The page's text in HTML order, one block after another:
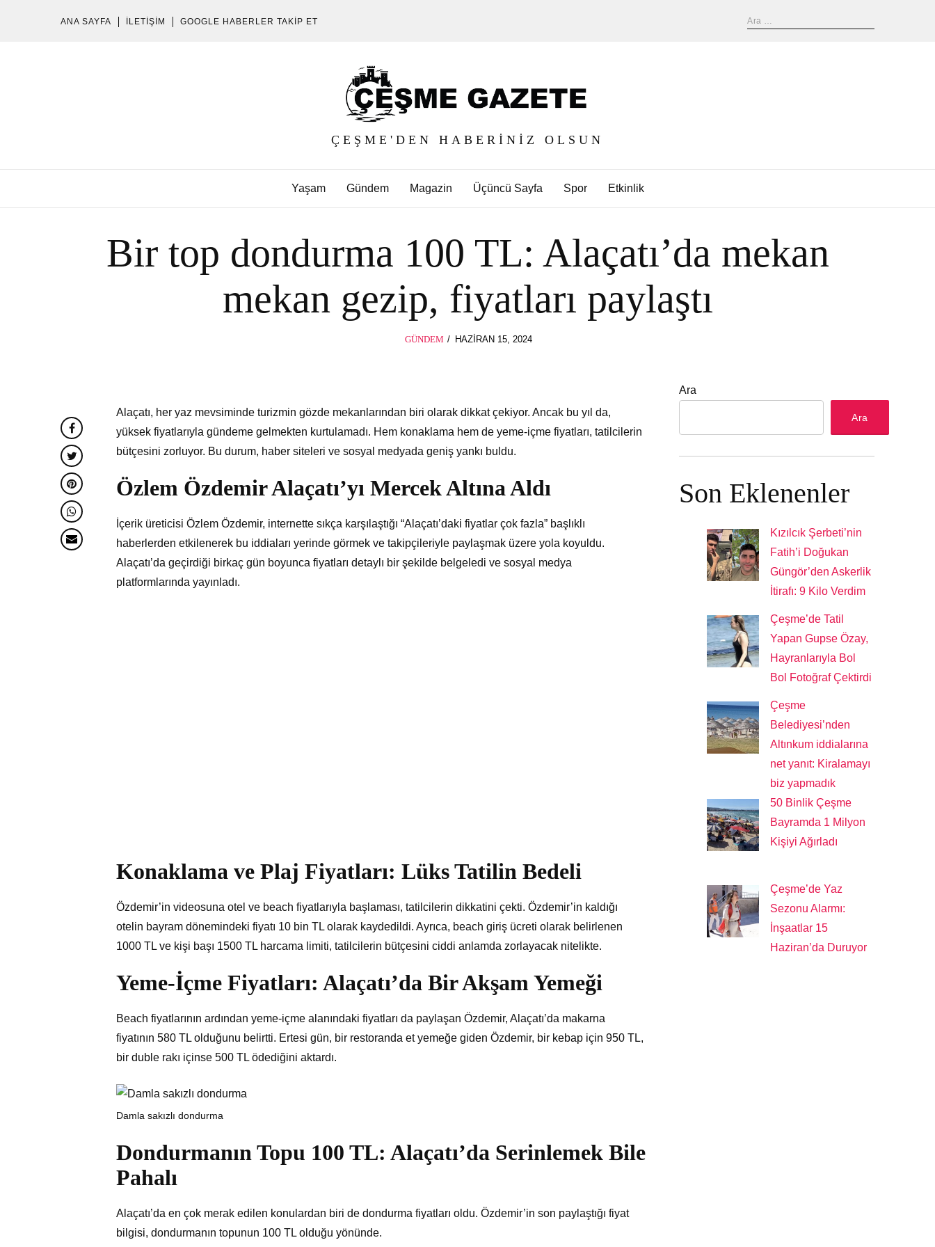
ANA SAYFA İLETIŞIM GOOGLE HABERLER TAKIP ET
ÇEŞME'DEN HABERINIZ OLSUN
Yaşam Gündem Magazin Üçüncü Sayfa Spor Etkinlik
Bir top dondurma 100 TL: Alaçatı’da mekan
mekan gezip, fiyatları paylaştı
GÜNDEM
POSTED
HAZIRAN 15, 2024HAZIRAN
Alaçatı, her yaz mevsiminde turizmin gözde mekanlarından biri olarak dikkat çekiyor. Ancak bu yıl da,
yüksek fiyatlarıyla gündeme gelmekten kurtulamadı. Hem konaklama hem de yeme-içme fiyatları, tatilcilerin
bütçesini zorluyor. Bu durum, haber siteleri ve sosyal medyada geniş yankı buldu.
Özlem Özdemir Alaçatı’yı Mercek Altına Aldı
İçerik üreticisi Özlem Özdemir, internette sıkça karşılaştığı “Alaçatı’daki fiyatlar çok fazla” başlıklı
haberlerden etkilenerek bu iddiaları yerinde görmek ve takipçileriyle paylaşmak üzere yola koyuldu.
Alaçatı’da geçirdiği birkaç gün boyunca fiyatları detaylı bir şekilde belgeledi ve sosyal medya
platformlarında yayınladı.
Konaklama ve Plaj Fiyatları: Lüks Tatilin Bedeli
Özdemir’in videosuna otel ve beach fiyatlarıyla başlaması, tatilcilerin dikkatini çekti. Özdemir’in kaldığı
otelin bayram dönemindeki fiyatı 10 bin TL olarak kaydedildi. Ayrıca, beach giriş ücreti olarak belirlenen
1000 TL ve kişi başı 1500 TL harcama limiti, tatilcilerin bütçesini ciddi anlamda zorlayacak nitelikte.
Yeme-İçme Fiyatları: Alaçatı’da Bir Akşam Yemeği
Beach fiyatlarının ardından yeme-içme alanındaki fiyatları da paylaşan Özdemir, Alaçatı’da makarna
fiyatının 580 TL olduğunu belirtti. Ertesi gün, bir restoranda et yemeğe giden Özdemir, bir kebap için 950 TL,
bir duble rakı içinse 500 TL ödediğini aktardı.
Damla sakızlı dondurma
Dondurmanın Topu 100 TL: Alaçatı’da Serinlemek Bile
Pahalı
Alaçatı’da en çok merak edilen konulardan biri de dondurma fiyatları oldu. Özdemir’in son paylaştığı fiyat
bilgisi, dondurmanın topunun 100 TL olduğu yönünde.
Ara
Ara
Son Eklenenler
Kızılcık Şerbeti’nin
Fatih’i Doğukan
Güngör’den Askerlik
İtirafı: 9 Kilo Verdim
Çeşme’de Tatil
Yapan Gupse Özay,
Hayranlarıyla Bol
Bol Fotoğraf Çektirdi
Çeşme
Belediyesi’nden
Altınkum iddialarına
net yanıt: Kiralamayı
biz yapmadık
50 Binlik Çeşme
Bayramda 1 Milyon
Kişiyi Ağırladı
Çeşme’de Yaz
Sezonu Alarmı:
İnşaatlar 15
Haziran’da Duruyor